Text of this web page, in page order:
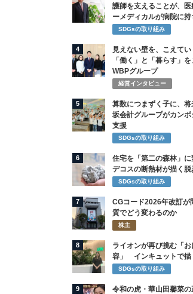
護師を支えることが、
ーメディカルが病院に
SDGsの取り組み
4
見えない壁を、こえて
「働く」と「暮らす」
WBPグループ
経営インタビュー
5
算数につまずく子に、
坂会計グループがカン
支援
SDGsの取り組み
6
住宅を「第二の森林」
デコスの断熱材が描く脱
SDGsの取り組み
7
CGコード2026年改訂が
質でどう変わるのか
株主
8
ライオンが再び挑む「
容」 インキュットで描
SDGsの取り組み
9
令和の虎・華山田馨菜